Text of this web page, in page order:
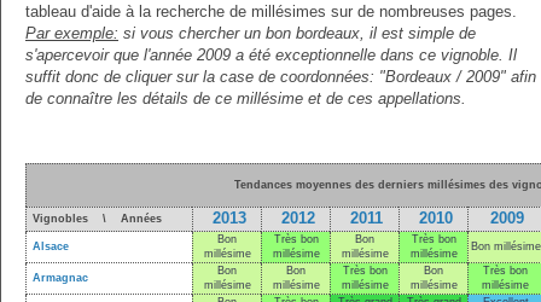
tableau d'aide à la recherche de millésimes sur de nombreuses pages.
Par exemple: si vous chercher un bon bordeaux, il est simple de
s'apercevoir que l'année 2009 a été exceptionnelle dans ce vignoble. Il
suffit donc de cliquer sur la case de coordonnées: "Bordeaux / 2009" afin
de connaître les détails de ce millésime et de ces appellations.
Tendances moyennes des derniers millésimes des
Vignobles \ Années 2013 2012 2011 2010 2009
Alsace
Bon
millésime
Très bon
millésime
Bon
millésime
Très bon
millésime
Bon millésime
Armagnac
Bon
millésime
Bon
millésime
Très bon
millésime
Bon
millésime
Très bon
millésime